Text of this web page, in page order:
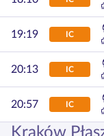
19:19 IC
20:13 IC
20:57 IC
Kraków